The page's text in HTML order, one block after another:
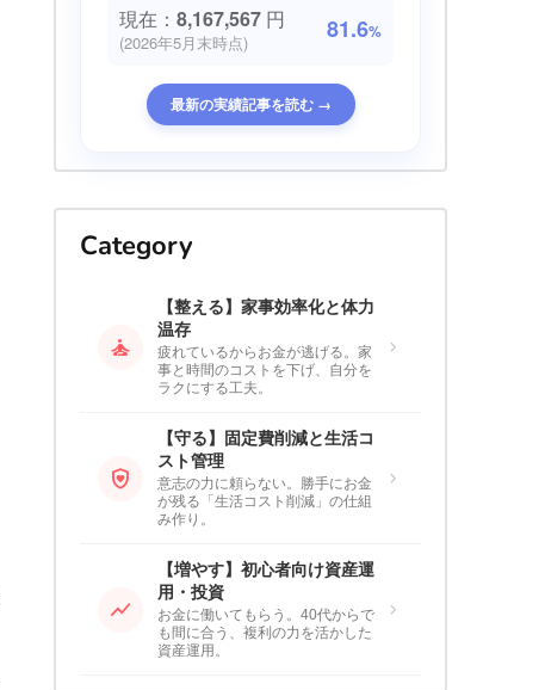
現在： 8,167,567円
(2026年5月末時点) 81.6%
最新の実績記事を読む →
Category
self_improvement
【整える】家事効率化と体力
温存
疲れているからお金が逃げる。家
事と時間のコストを下げ、自分を
ラクにする工夫。
chevron_right
shield_with_heart
【守る】固定費削減と生活コ
スト管理
意志の力に頼らない。勝手にお金
が残る「生活コスト削減」の仕組
み作り。
chevron_right
show_chart
【増やす】初心者向け資産運
用・投資
お金に働いてもらう。40代からで
も間に合う、複利の力を活かした
資産運用。
chevron_right